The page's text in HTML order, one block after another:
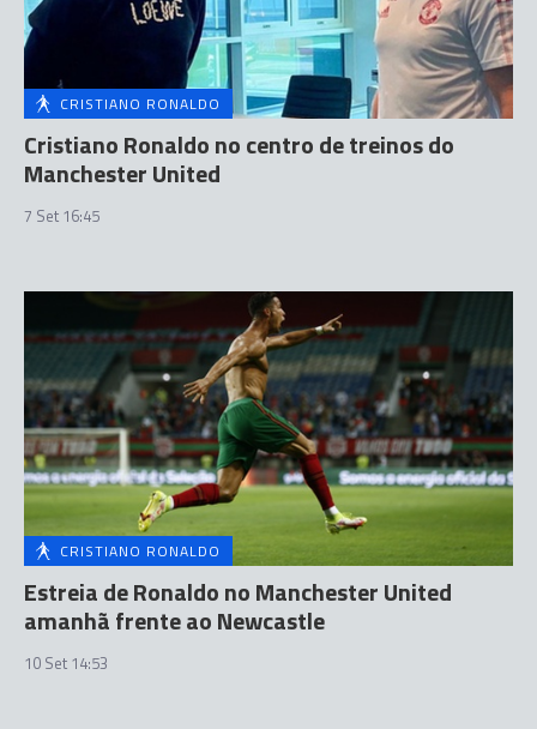
CRISTIANO RONALDO
Cristiano Ronaldo no centro de treinos do
Manchester United
7 Set 16:45
CRISTIANO RONALDO
Estreia de Ronaldo no Manchester United
amanhã frente ao Newcastle
10 Set 14:53